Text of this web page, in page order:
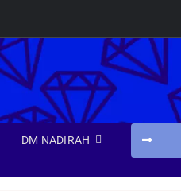
obsah
DM NADIRAH